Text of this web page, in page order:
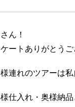
ん！
ートありがとうご
連れのツアーは
様仕入れ・奥様納